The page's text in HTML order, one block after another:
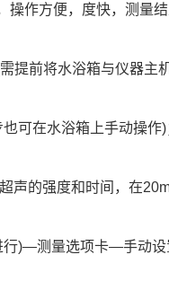
作方便，度快，测量
提前将水浴箱与仪器主
在水浴箱上手动操作)
强度和时间，在20ml
)—测量选项卡—手动设